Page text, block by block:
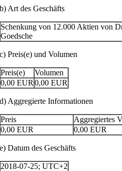
b) Art des Geschäfts
Schenkung von 12.000 Aktien von
Goedsche
c) Preis(e) und Volumen
Preis(e)
Volumen
0,00 EUR 0,00 EUR
d) Aggregierte Informationen
Preis
Aggregiertes
0,00 EUR 0,00 EUR
e) Datum des Geschäfts
2018-07-25; UTC+2